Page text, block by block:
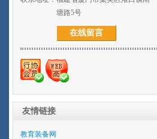
塘路5号
在线留言
友情链接
教育装备网